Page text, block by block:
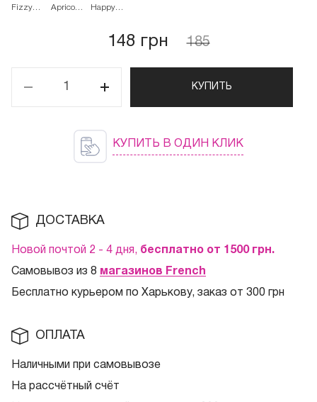
Fizzy
Apricot
Happy
148 грн 185
КУПИТЬ
КУПИТЬ В ОДИН КЛИК
ДОСТАВКА
Новой почтой 2 - 4 дня, бесплатно от 1500 грн.
Самовывоз из 8 магазинов French
Бесплатно курьером по Харькову, заказ от 300 грн
ОПЛАТА
Наличными при самовывозе
На рассчётный счёт